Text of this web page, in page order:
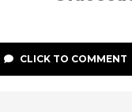
CLICK TO COMMENT